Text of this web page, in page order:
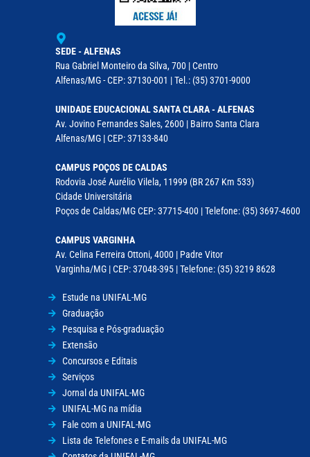
SEDE - ALFENAS
Rua Gabriel Monteiro da Silva, 700 | Centro
Alfenas/MG - CEP: 37130-001 | Tel.: (35) 3701-9000
UNIDADE EDUCACIONAL SANTA CLARA - ALFENAS
Av. Jovino Fernandes Sales, 2600 | Bairro Santa Clara
Alfenas/MG | CEP: 37133-840
CAMPUS POÇOS DE CALDAS
Rodovia José Aurélio Vilela, 11999 (BR 267 Km 533)
Cidade Universitária
Poços de Caldas/MG CEP: 37715-400 | Telefone: (35) 3697-4600
CAMPUS VARGINHA
Av. Celina Ferreira Ottoni, 4000 | Padre Vitor
Varginha/MG | CEP: 37048-395 | Telefone: (35) 3219 8628
Estude na UNIFAL-MG
Graduação
Pesquisa e Pós-graduação
Extensão
Concursos e Editais
Serviços
Jornal da UNIFAL-MG
UNIFAL-MG na mídia
Fale com a UNIFAL-MG
Lista de Telefones e E-mails da UNIFAL-MG